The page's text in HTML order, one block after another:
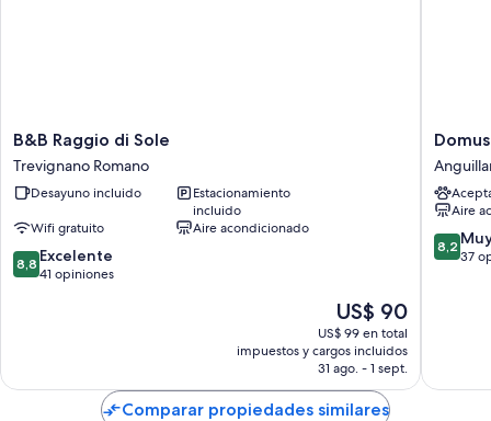
B&B
Raggio
di
Sole
Romano
B&B Raggio di Sole
Trevignano Romano
Desayuno incluido
Estacionamiento
incluido
Wifi gratuito
Aire acondicionado
8.8
de
8,8 Excelente
41 opiniones
El
precio
actual
es
de
US$ 90
US$ 90
US$ 99 en total
impuestos y cargos incluidos
31 ago. - 1 sept.
Domus
Sabazia
Aire
8.2
de
8,2
37
Comparar propiedades similares